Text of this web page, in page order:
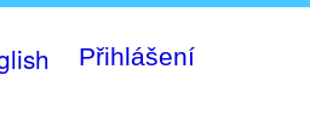
Přihlášení